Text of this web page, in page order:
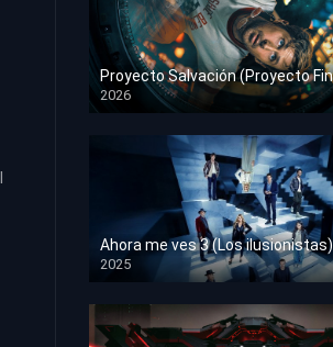
2026
HD 1080p
Ahora me ves 3 (Los ilusionistas)
2025
HD 1080p